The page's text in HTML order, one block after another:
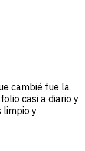
cambié fue la
casi a diario y
limpio y